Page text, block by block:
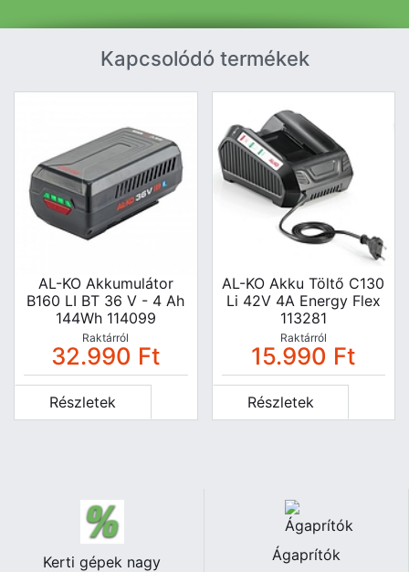
Kapcsolódó termékek
AL-KO Akkumulátor
B160 LI BT 36 V - 4 Ah
144Wh 114099
Raktárról
32.990 Ft
Részletek
AL-KO Akku Töltő C130
Li 42V 4A Energy Flex
113281
Raktárról
15.990 Ft
Részletek
Kerti gépek nagy
Ágaprítók